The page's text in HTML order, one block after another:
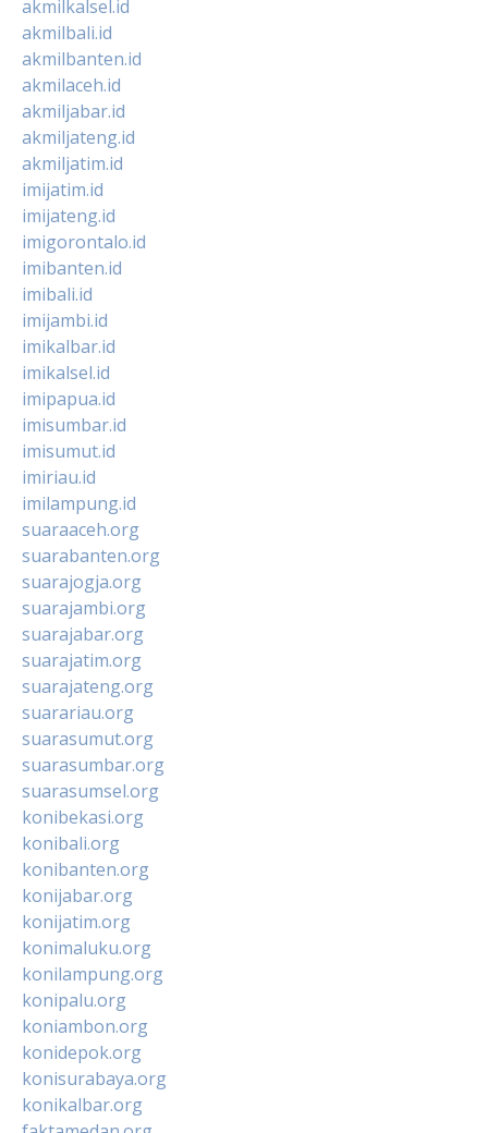
akmilkalsel.id
akmilbali.id
akmilbanten.id
akmilaceh.id
akmiljabar.id
akmiljateng.id
akmiljatim.id
imijatim.id
imijateng.id
imigorontalo.id
imibanten.id
imibali.id
imijambi.id
imikalbar.id
imikalsel.id
imipapua.id
imisumbar.id
imisumut.id
imiriau.id
imilampung.id
suaraaceh.org
suarabanten.org
suarajogja.org
suarajambi.org
suarajabar.org
suarajatim.org
suarajateng.org
suarariau.org
suarasumut.org
suarasumbar.org
suarasumsel.org
konibekasi.org
konibali.org
konibanten.org
konijabar.org
konijatim.org
konimaluku.org
konilampung.org
konipalu.org
koniambon.org
konidepok.org
konisurabaya.org
konikalbar.org